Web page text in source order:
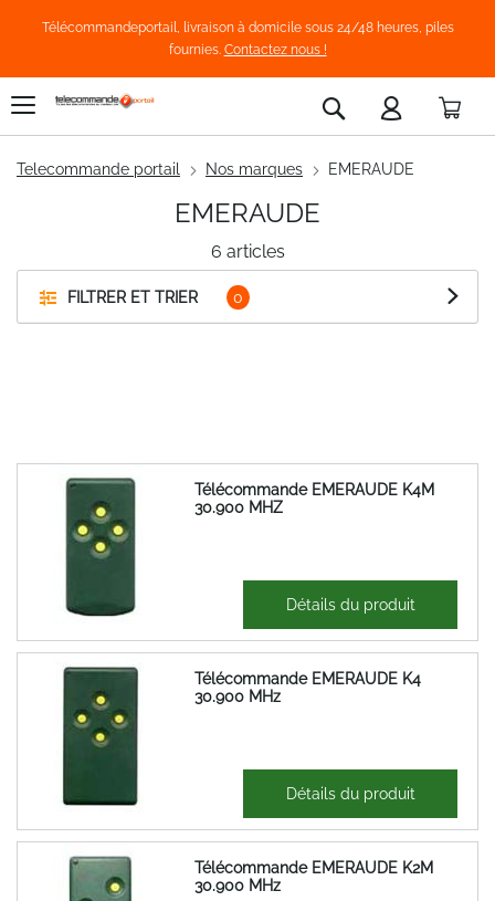
Télécommandeportail, livraison à domicile sous 24/48 heures, piles
fournies. Contactez nous !
Rechercher
Telecommande portail Nos marques EMERAUDE
FILTRER ET TRIER
6 articles
EMERAUDE
Télécommande EMERAUDE K4M
30.900 MHZ
35,65 €
Détails du produit
Télécommande EMERAUDE K4
30.900 MHz
35,65 €
Détails du produit
Télécommande EMERAUDE K2M
30.900 MHz